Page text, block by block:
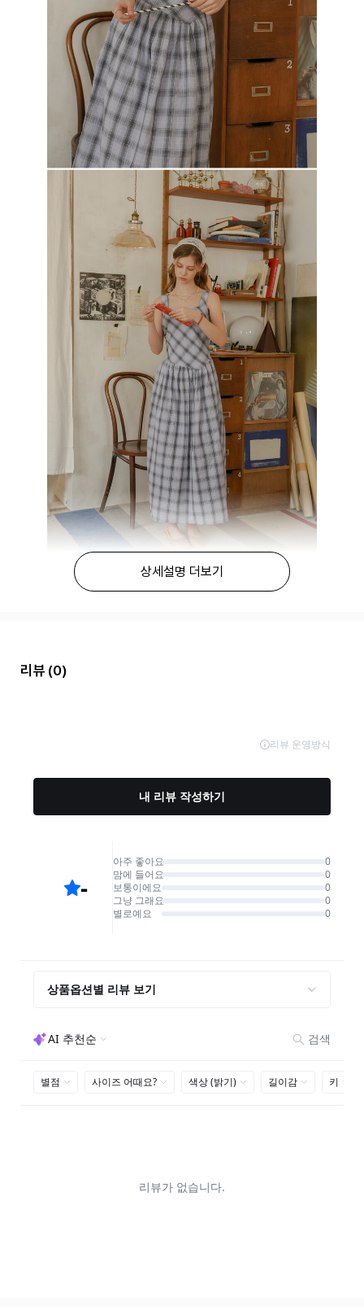
상세설명 더보기
리뷰 (0)